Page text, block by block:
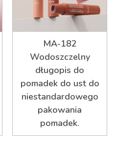
MA-182
Wodoszczelny
długopis do
pomadek do ust do
niestandardowego
pakowania
pomadek.